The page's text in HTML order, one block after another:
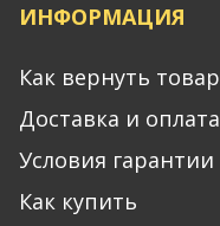
ИНФОРМАЦИЯ
Как вернуть товар
Доставка и оплата
Условия гарантии
Как купить